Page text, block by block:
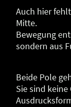
Auch hier
Mitte.
Bewegung
sondern aus
Beide Pole
Sie sind